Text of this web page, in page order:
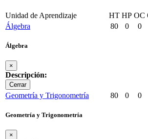
Unidad de Aprendizaje HT HP OC
Álgebra
Álgebra
×
Descripción:
Cerrar
80 0 0
Geometría y Trigonometría
Geometría y Trigonometría
×
80 0 0